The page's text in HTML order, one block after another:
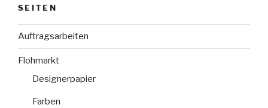
SEITEN
Auftragsarbeiten
Flohmarkt
Designerpapier
Farben